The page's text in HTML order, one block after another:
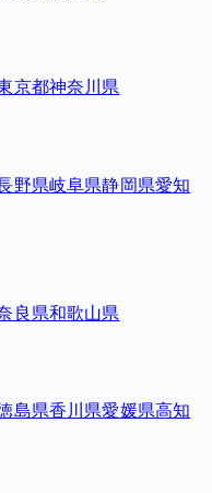
京都神奈川県
野県岐阜県静岡県愛知
良県和歌山県
島県香川県愛媛県高知